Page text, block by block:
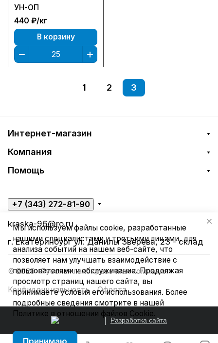
УН-ОП
440 ₽/кг
В корзину
1 2 3
Интернет-магазин
Компания
Помощь
+7 (343) 272-81-90
kraska-96@ro.ru
г. Екатеринбург ул. Данилы Зверева, 23 - склад
© 2026 «Русская лакокрасочная компания»
Конфиденциальность
Оферта
Разработка сайта
Мы используем файлы cookie, разработанные
нашими специалистами и третьими лицами, для
анализа событий на нашем веб-сайте, что
позволяет нам улучшать взаимодействие с
пользователями и обслуживание. Продолжая
просмотр страниц нашего сайта, вы
принимаете условия его использования. Более
подробные сведения смотрите в нашей
Политике в отношении файлов Cookie.
Принимаю